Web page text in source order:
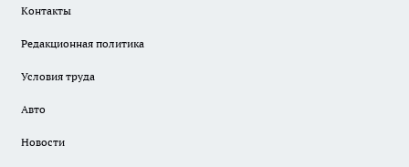
Контакты
Редакционная политика
Условия труда
Авто
Новости